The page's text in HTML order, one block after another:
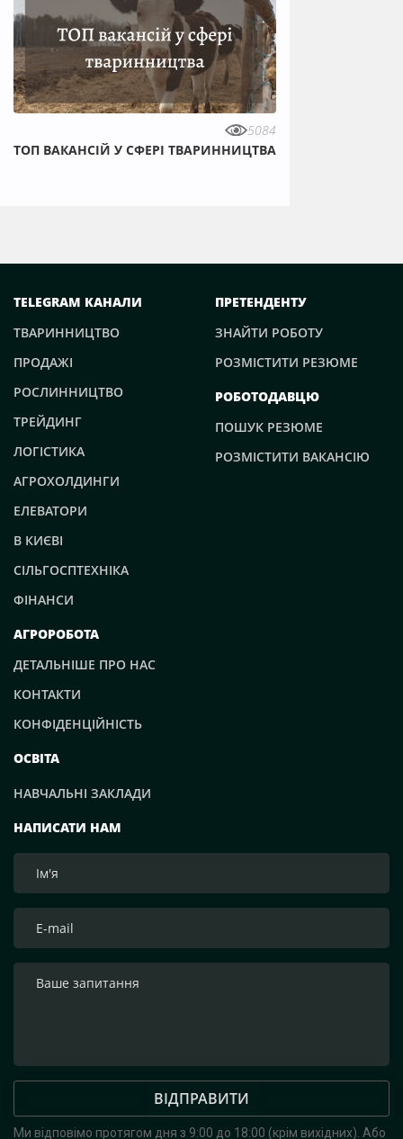
5084
ТОП ВАКАНСІЙ У СФЕРІ ТВАРИННИЦТВА
НАПИСАТИ НАМ
ВІДПРАВИТИ
Ми відповімо протягом дня з 9:00 до 18:00 (крім вихідних). Або
TELEGRAM КАНАЛИ
ТВАРИННИЦТВО
ПРОДАЖІ
РОСЛИННИЦТВО
ТРЕЙДИНГ
ЛОГІСТИКА
АГРОХОЛДИНГИ
ЕЛЕВАТОРИ
В КИЄВІ
СІЛЬГОСПТЕХНІКА
ФІНАНСИ
ПРЕТЕНДЕНТУ
ЗНАЙТИ РОБОТУ
РОЗМІСТИТИ РЕЗЮМЕ
РОБОТОДАВЦЮ
ПОШУК РЕЗЮМЕ
РОЗМІСТИТИ ВАКАНСІЮ
АГРОРОБОТА
ДЕТАЛЬНІШЕ ПРО НАС
КОНТАКТИ
КОНФІДЕНЦІЙНІСТЬ
ОСВІТА
НАВЧАЛЬНІ ЗАКЛАДИ